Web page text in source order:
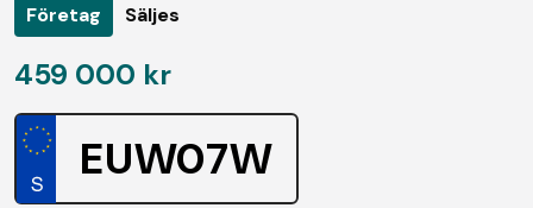
Företag Säljes
459 000 kr
EUW07W